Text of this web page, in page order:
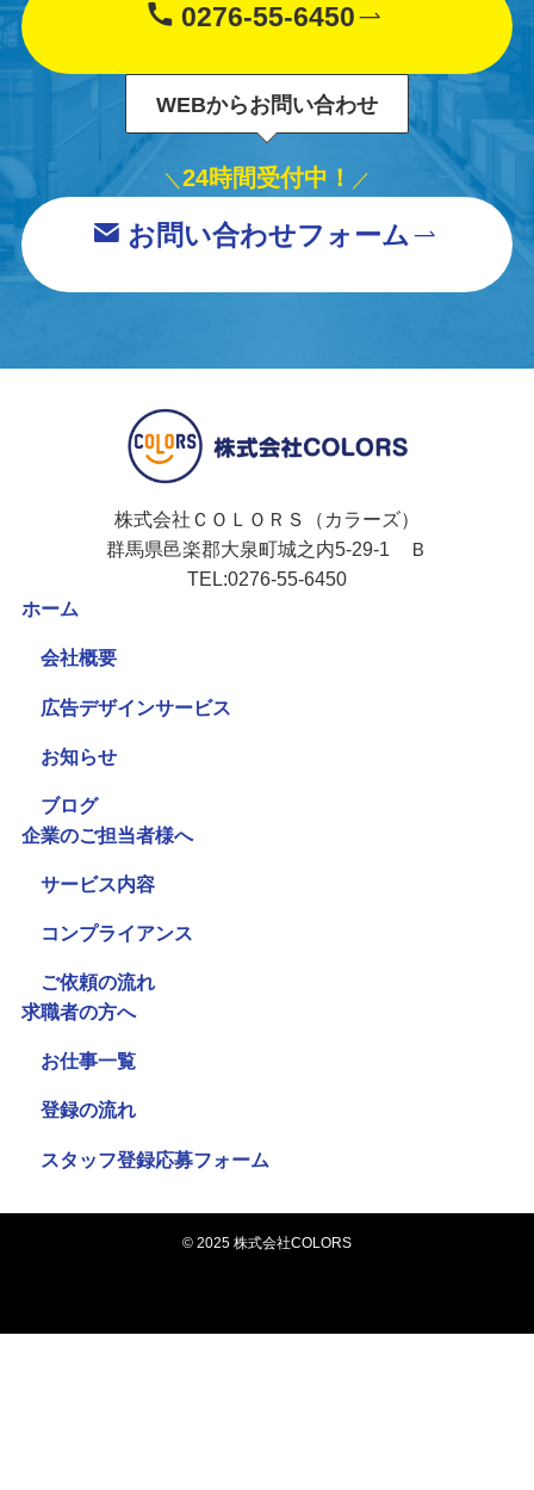
0276-55-6450
WEBからお問い合わせ
＼ 24時間受付中！ ／
お問い合わせフォーム
株式会社ＣＯＬＯＲＳ（カラーズ）
群馬県邑楽郡大泉町城之内5-29-1 Ｂ
TEL:0276-55-6450
ホーム
会社概要
広告デザインサービス
お知らせ
ブログ
企業のご担当者様へ
サービス内容
コンプライアンス
ご依頼の流れ
求職者の方へ
お仕事一覧
登録の流れ
スタッフ登録応募フォーム
© 2025 株式会社COLORS